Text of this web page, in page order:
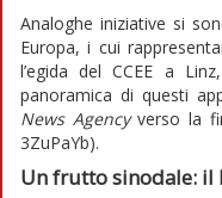
Analoghe iniziative si
Europa, i cui
l’egida del CCEE a
panoramica di questi
News Agencyverso la
3ZuPaYb).
Un frutto sinodale: il